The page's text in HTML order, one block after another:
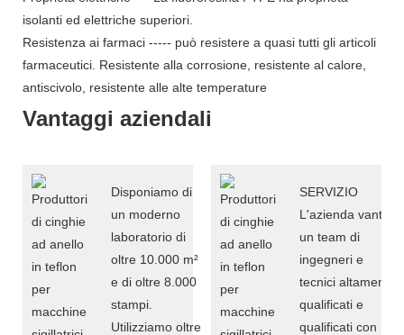
isolanti ed elettriche superiori.
Resistenza ai farmaci ----- può resistere a quasi tutti gli articoli
farmaceutici. Resistente alla corrosione, resistente al calore,
antiscivolo, resistente alle alte temperature
Vantaggi aziendali
Disponiamo di
un moderno
laboratorio di
oltre 10.000 m²
e di oltre 8.000
stampi.
Utilizziamo oltre
SERVIZIO
L'azienda vanta
un team di
ingegneri e
tecnici altamente
qualificati e
qualificati con 10